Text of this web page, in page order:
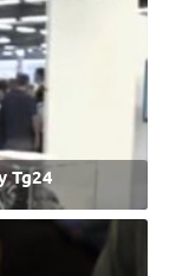
Tg24